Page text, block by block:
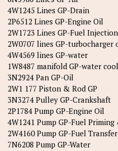
4W1245 Lines GP-Drain
2P6512 Lines GP-Engine Oil
2W1723 Lines GP-Fuel Injection
2W0707 lines GP-turbocharger
4W4569 lines GP-water
1W8487 manifold GP-water
3N2924 Pan GP-Oil
2W1 177 Piston & Rod GP
3N3274 Pulley GP-Crankshaft
2P1784 Pump GP-Engine Oil
4W1241 Pump GP-Fuel
2W4160 Pump GP-Fuel
7N6208 Pump GP-Water